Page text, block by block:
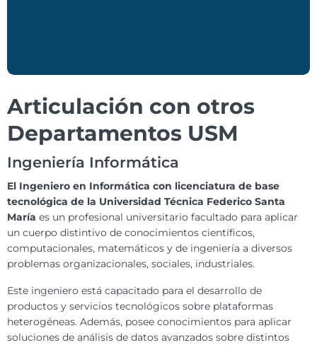
Articulación con otros
Departamentos USM
Ingeniería Informática
El Ingeniero en Informática con licenciatura de base
tecnológica de la Universidad Técnica Federico Santa
María es un profesional universitario facultado para aplicar
un cuerpo distintivo de conocimientos científicos,
computacionales, matemáticos y de ingeniería a diversos
problemas organizacionales, sociales, industriales.
Este ingeniero está capacitado para el desarrollo de
productos y servicios tecnológicos sobre plataformas
heterogéneas. Además, posee conocimientos para aplicar
soluciones de análisis de datos avanzados sobre distintos